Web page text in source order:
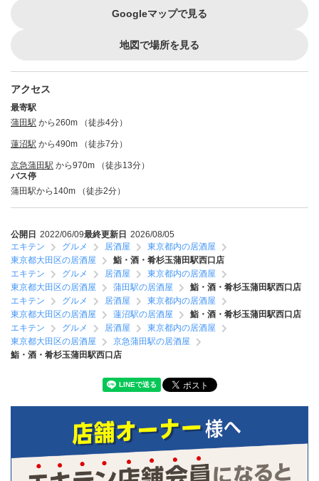
Googleマップで見る
地図で場所を見る
アクセス
最寄駅
蒲田駅 から260m （徒歩4分）
蓮沼駅 から490m （徒歩7分）
京急蒲田駅 から970m （徒歩13分）
バス停
蒲田駅から140m （徒歩2分）
公開日 2022/06/09最終更新日 2026/08/05
エキテン
グルメ 居酒屋
東京都内の居酒屋
東京都大田区の居酒屋
鮨・酒・肴杉玉蒲田駅西口店
エキテン
グルメ 居酒屋
東京都内の居酒屋
東京都大田区の居酒屋
蒲田駅の居酒屋
鮨・酒・肴杉玉蒲田駅西口店
エキテン
グルメ 居酒屋
東京都内の居酒屋
東京都大田区の居酒屋
蓮沼駅の居酒屋
鮨・酒・肴杉玉蒲田駅西口店
エキテン
グルメ 居酒屋
東京都内の居酒屋
東京都大田区の居酒屋
京急蒲田駅の居酒屋
鮨・酒・肴杉玉蒲田駅西口店